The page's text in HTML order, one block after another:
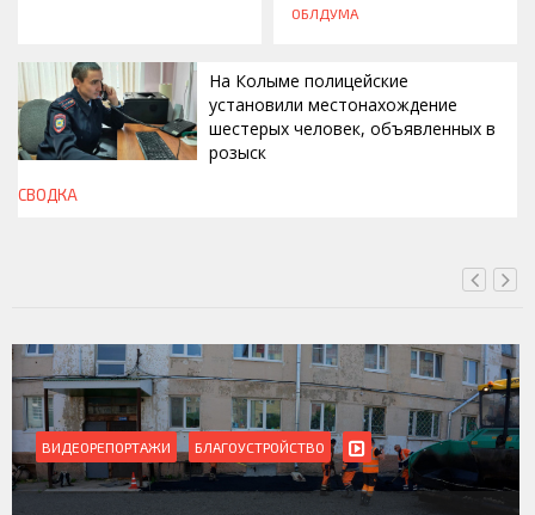
ОБЛДУМА
СЕГОДНЯ, 13:00
На Колыме полицейские
установили местонахождение
шестерых человек, объявленных в
розыск
СВОДКА
ВИДЕОРЕПОРТАЖИ БЛАГОУСТРОЙСТВО